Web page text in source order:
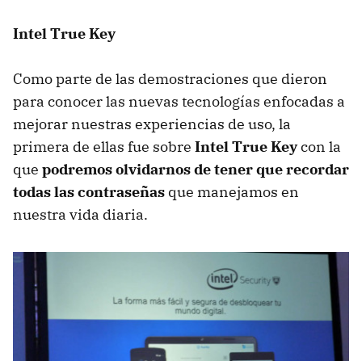
Intel True Key
Como parte de las demostraciones que dieron
para conocer las nuevas tecnologías enfocadas a
mejorar nuestras experiencias de uso, la
primera de ellas fue sobre Intel True Keycon la
que podremos olvidarnos de tener que recordar
todas las contraseñas que manejamos en
nuestra vida diaria.